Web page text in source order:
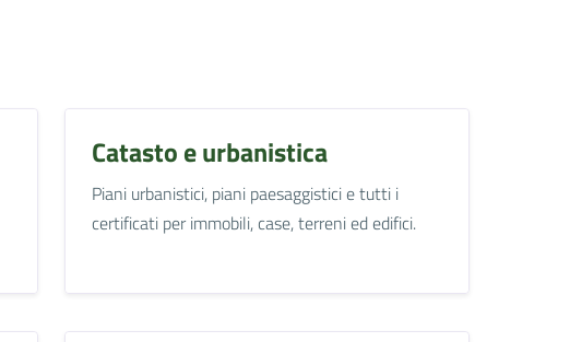
Catasto e urbanistica
Piani urbanistici, piani paesaggistici e tutti i
certificati per immobili, case, terreni ed edifici.